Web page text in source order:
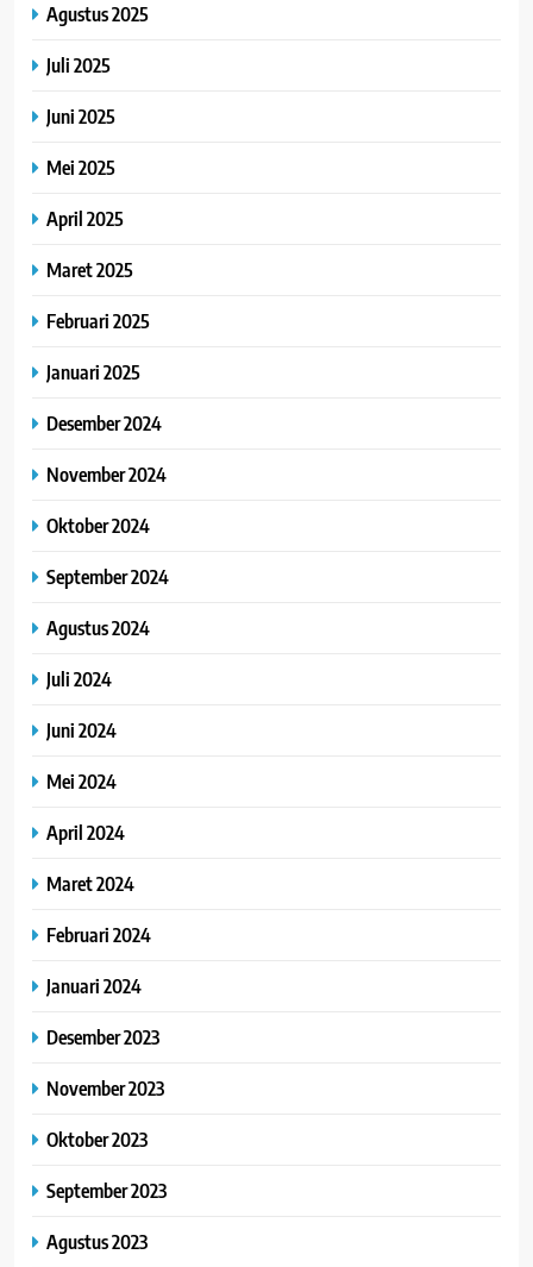
Agustus 2025
Juli 2025
Juni 2025
Mei 2025
April 2025
Maret 2025
Februari 2025
Januari 2025
Desember 2024
November 2024
Oktober 2024
September 2024
Agustus 2024
Juli 2024
Juni 2024
Mei 2024
April 2024
Maret 2024
Februari 2024
Januari 2024
Desember 2023
November 2023
Oktober 2023
September 2023
Agustus 2023